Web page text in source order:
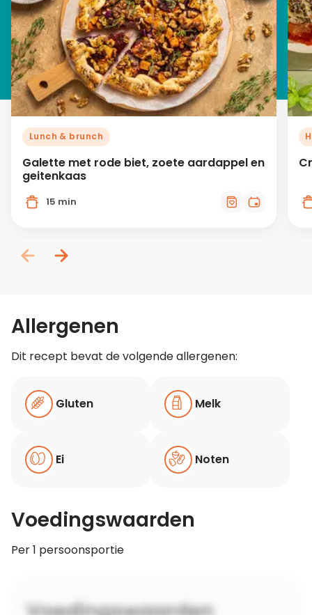
Lunch & brunch
Galette met rode biet, zoete aardappel en
geitenkaas
15 min
Allergenen
Dit recept bevat de volgende allergenen:
Gluten Melk
Ei Noten
Voedingswaarden
Per 1 persoonsportie